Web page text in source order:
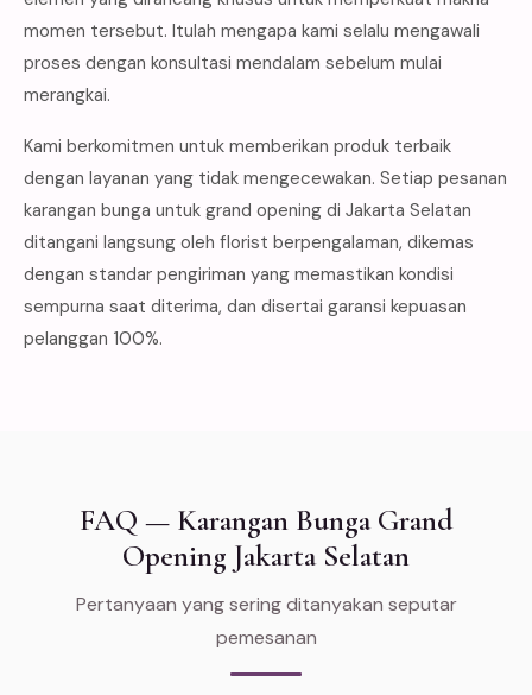
momen tersebut. Itulah mengapa kami selalu mengawali
proses dengan konsultasi mendalam sebelum mulai
merangkai.
Kami berkomitmen untuk memberikan produk terbaik
dengan layanan yang tidak mengecewakan. Setiap pesanan
karangan bunga untuk grand opening di Jakarta Selatan
ditangani langsung oleh florist berpengalaman, dikemas
dengan standar pengiriman yang memastikan kondisi
sempurna saat diterima, dan disertai garansi kepuasan
pelanggan 100%.
FAQ — Karangan Bunga Grand
Opening Jakarta Selatan
Pertanyaan yang sering ditanyakan seputar
pemesanan